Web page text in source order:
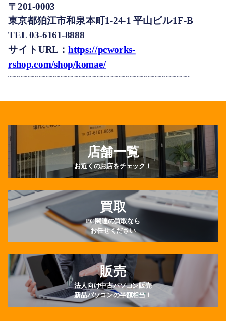
〒201-0003
東京都狛江市和泉本町1-24-1 平山ビル1F-B
TEL 03-6161-8888
サイトURL：https://pcworks-
rshop.com/shop/komae/
~~~~~~~~~~~~~~~~~~~~~~~~~~~~~~~~~~~~~~~~~~~~~~~~~~
店舗一覧
お近くのお店をチェック！
買取
PC関連の買取なら
お任せください
販売
法人向け中古パソコン販売
新品パソコンの半額相当！